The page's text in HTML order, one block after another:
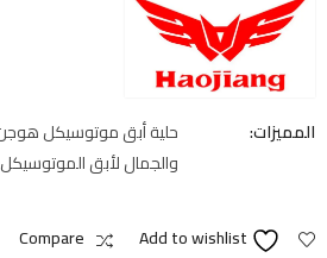
المميزات:
والجمال لأبق الموتوسيكل
Add to wishlist
Compare